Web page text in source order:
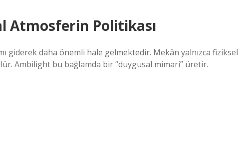
Atmosferin Politikası
giderek daha önemli hale gelmektedir. Mekân yalnızca fiziksel
Ambilight bu bağlamda bir “duygusal mimari” üretir.